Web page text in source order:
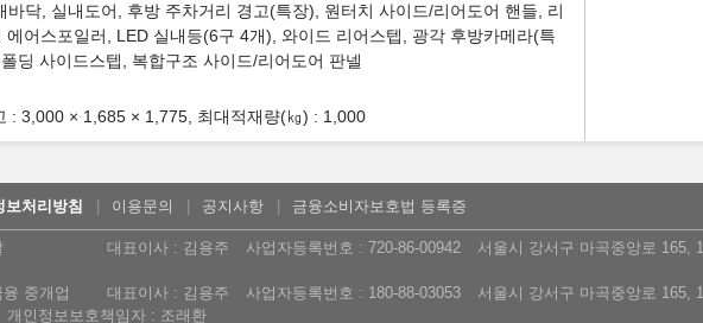
바닥, 실내도어, 후방 주차거리 경고(특장), 원터치 사이드/리어도어 핸들, 리
에어스포일러, LED 실내등(6구 4개), 와이드 리어스텝, 광각 후방카메라(특
딩 사이드스텝, 복합구조 사이드/리어도어 판넬
: 3,000 × 1,685 × 1,775, 최대적재량(㎏) : 1,000
보처리방침 이용문의 공지사항 금융소비자보호법 등록증
대표이사 : 김용주 사업자등록번호 : 720-86-00942
서울시 강서구 마곡중앙로 165,
중개업 대표이사 : 김용주 사업자등록번호 : 180-88-03053
서울시 강서구 마곡중앙로 165,
개인정보보호책임자 : 조래환